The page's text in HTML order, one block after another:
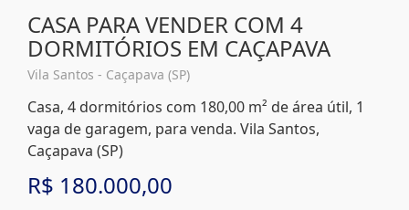
CASA PARA VENDER COM 4
DORMITÓRIOS EM CAÇAPAVA
Vila Santos - Caçapava (SP)
Casa, 4 dormitórios com 180,00 m² de área útil, 1
vaga de garagem, para venda. Vila Santos,
Caçapava (SP)
R$ 180.000,00